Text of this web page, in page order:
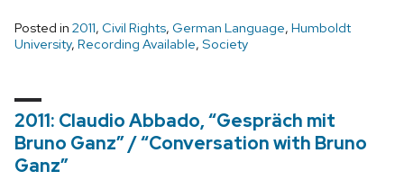
Posted in 2011, Civil Rights, German Language, Humboldt
University, Recording Available, Society
2011: Claudio Abbado, “Gespräch mit
Bruno Ganz” / “Conversation with Bruno
Ganz”